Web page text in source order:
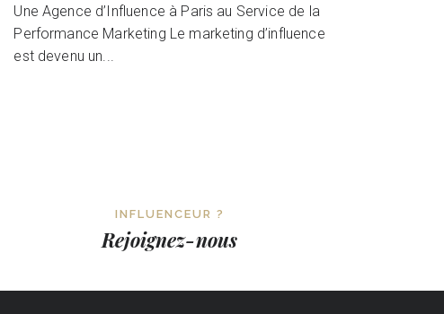
Une Agence d’Influence à Paris au Service de la
Performance Marketing Le marketing d’influence
est devenu un...
INFLUENCEUR ?
Rejoignez-nous